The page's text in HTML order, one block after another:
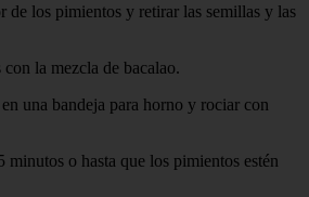
de los pimientos y retirar las semillas y las
la mezcla de bacalao.
una bandeja para horno y rociar con
minutos o hasta que los pimientos estén